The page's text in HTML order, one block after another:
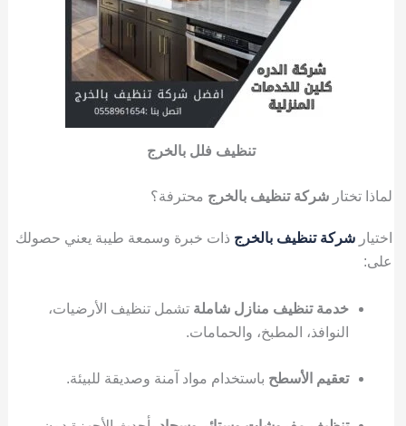
تنظيف فلل بالخرج
لماذا تختار شركة تنظيف بالخرج محترفة؟
اختيار شركة تنظيف بالخرج ذات خبرة وسمعة طيبة يعني حصولك
على:
خدمة تنظيف منازل شاملة تشمل تنظيف الأرضيات،
النوافذ، المطبخ، والحمامات.
تعقيم الأسطح باستخدام مواد آمنة وصديقة للبيئة.